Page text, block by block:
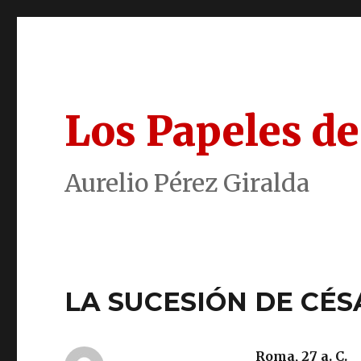
Los Papeles
Aurelio Pérez Giralda
LA SUCESIÓN DE
Roma, 27 a. C.